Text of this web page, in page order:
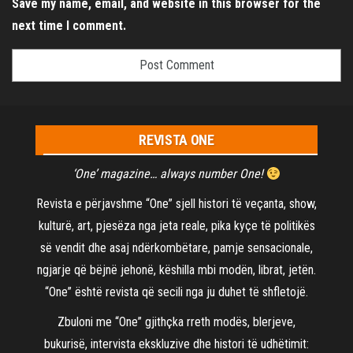
Save my name, email, and website in this browser for the
next time I comment.
REVISTA ONE
‘One’ magazine… always number One!
Revista e përjavshme “One” sjell histori të veçanta, show,
kulturë, art, pjesëza nga jeta reale, pika kyçe të politikës
së vendit dhe asaj ndërkombëtare, pamje sensacionale,
ngjarje që bëjnë jehonë, këshilla mbi modën, librat, jetën.
“One” është revista që secili nga ju duhet të shfletojë.
Zbuloni me “One” gjithçka rreth modës, blerjeve,
bukurisë, intervista ekskluzive dhe histori të udhëtimit: